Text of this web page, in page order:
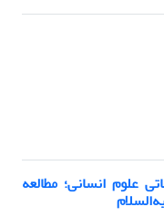
علوم انسانی؛ مطالعه